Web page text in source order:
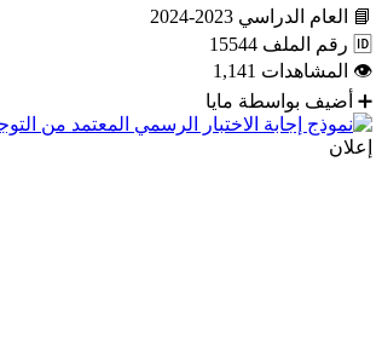
📘 العام الدراسي 2023-2024
🆔 رقم الملف 15544
👁 المشاهدات 1,141
➕ أضيف بواسطة مايا
إعلان